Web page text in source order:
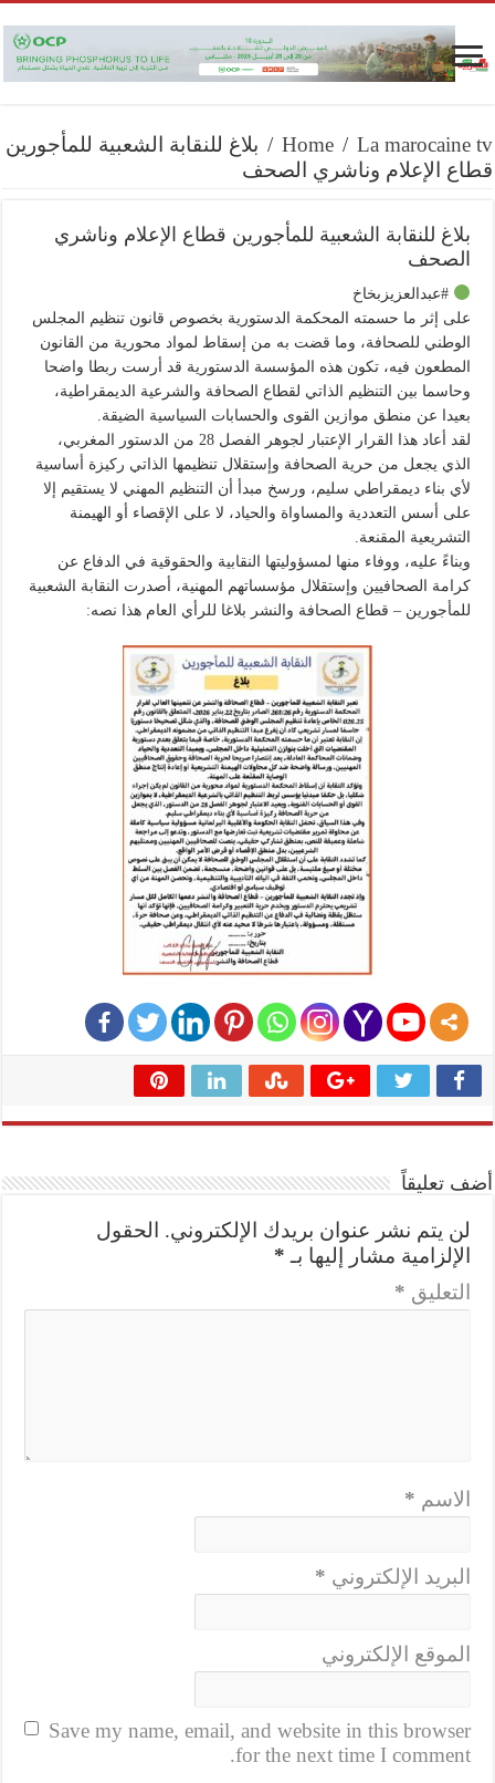
Home / La marocaine tv
/ بلاغ للنقابة الشعبية للمأجورين
قطاع الإعلام وناشري الصحف
بلاغ للنقابة الشعبية للمأجورين قطاع الإعلام وناشري
الصحف
#عبدالعزيزبخاخ
على إثر ما حسمته المحكمة الدستورية بخصوص قانون تنظيم المجلس
الوطني للصحافة، وما قضت به من إسقاط لمواد محورية من القانون
المطعون فيه، تكون هذه المؤسسة الدستورية قد أرست ربطا واضحا
وحاسما بين التنظيم الذاتي لقطاع الصحافة والشرعية الديمقراطية،
بعيدا عن منطق موازين القوى والحسابات السياسية الضيقة.
لقد أعاد هذا القرار الإعتبار لجوهر الفصل 28 من الدستور المغربي،
الذي يجعل من حرية الصحافة وإستقلال تنظيمها الذاتي ركيزة أساسية
لأي بناء ديمقراطي سليم، ورسخ مبدأ أن التنظيم المهني لا يستقيم إلا
على أسس التعددية والمساواة والحياد، لا على الإقصاء أو الهيمنة
التشريعية المقنعة.
وبناءً عليه، ووفاء منها لمسؤوليتها النقابية والحقوقية في الدفاع عن
كرامة الصحافيين وإستقلال مؤسساتهم المهنية، أصدرت النقابة الشعبية
للمأجورين – قطاع الصحافة والنشر بلاغا للرأي العام هذا نصه:
أضف تعليقاً
لن يتم نشر عنوان بريدك الإلكتروني.
الحقول
الإلزامية مشار إليها بـ *
التعليق *
الاسم *
البريد الإلكتروني *
الموقع الإلكتروني
Save my name, email, and website in this browser
for the next time I comment.